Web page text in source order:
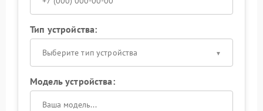
Тип устройства:
Выберите тип устройства
Модель устройства: